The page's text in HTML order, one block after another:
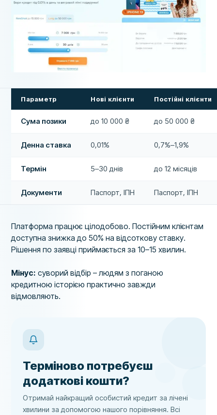
Параметр Нові клієнти Постійні клієнти
Сума позики до 10 000 ₴ до 50 000 ₴
Денна ставка 0,01% 0,7%–1,9%
Термін 5–30 днів до 12 місяців
Документи Паспорт, ІПН Паспорт, ІПН
Платформа працює цілодобово. Постійним клієнтам
доступна знижка до 50% на відсоткову ставку.
Рішення по заявці приймається за 10–15 хвилин.
Мінус: суворий відбір – людям з поганою
кредитною історією практично завжди
відмовляють.
Терміново потребуєш
додаткові кошти?
Отримай найкращий особистий кредит за лічені
хвилини за допомогою нашого порівняння. Всі